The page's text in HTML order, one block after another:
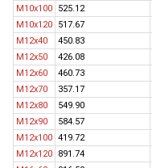
M10x100
525.12
M10x120
517.67
M12x40
450.83
M12x50
426.08
M12x60
460.73
M12x70
357.17
M12x80
549.90
M12x90
584.57
M12x100 419.72
M12x120
891.74